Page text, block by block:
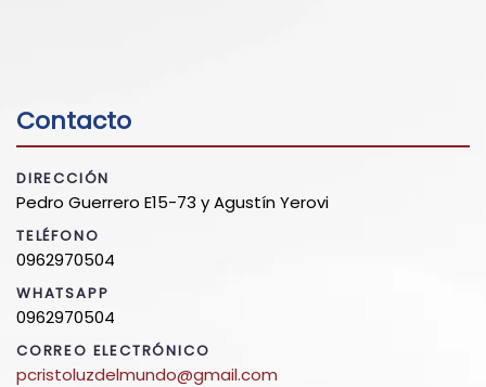
Contacto
DIRECCIÓN
Pedro Guerrero E15-73 y Agustín Yerovi
TELÉFONO
0962970504
WHATSAPP
0962970504
CORREO ELECTRÓNICO
pcristoluzdelmundo@gmail.com